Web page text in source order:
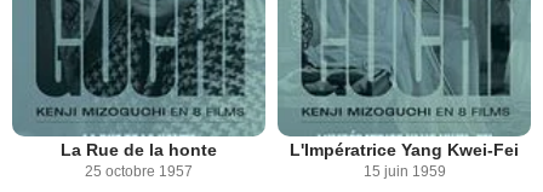
La Rue de la honte
25 octobre 1957
L'Impératrice Yang Kwei-Fei
15 juin 1959